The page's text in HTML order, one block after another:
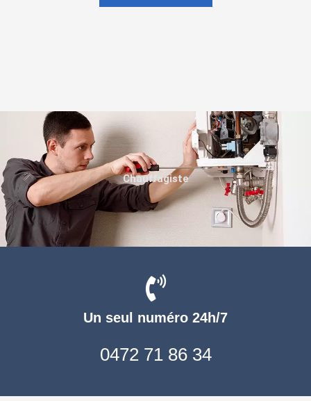
Un seul numéro 24h/7
0472 71 86 34
Chauffagiste